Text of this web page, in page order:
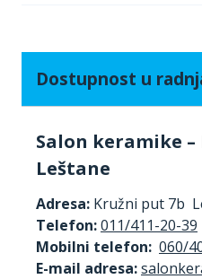
Dostupnost u
Salon keramike
Leštane
Adresa: Kružni put 7b
Telefon:011/411-20-39
Mobilni telefon: 060/
E-mail adresa: